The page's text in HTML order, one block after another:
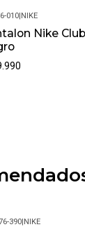
010|NIKE
Nike
390|NIKE